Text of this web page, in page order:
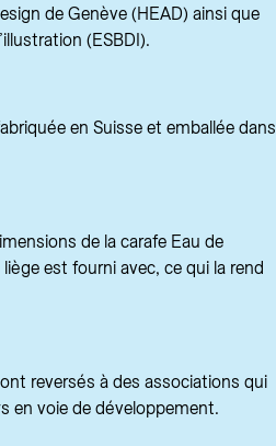
de Genève (HEAD) ainsi que
(ESBDI).
en Suisse et emballée dans
de la carafe Eau de
est fourni avec, ce qui la rend
reversés à des associations qui
en voie de développement.